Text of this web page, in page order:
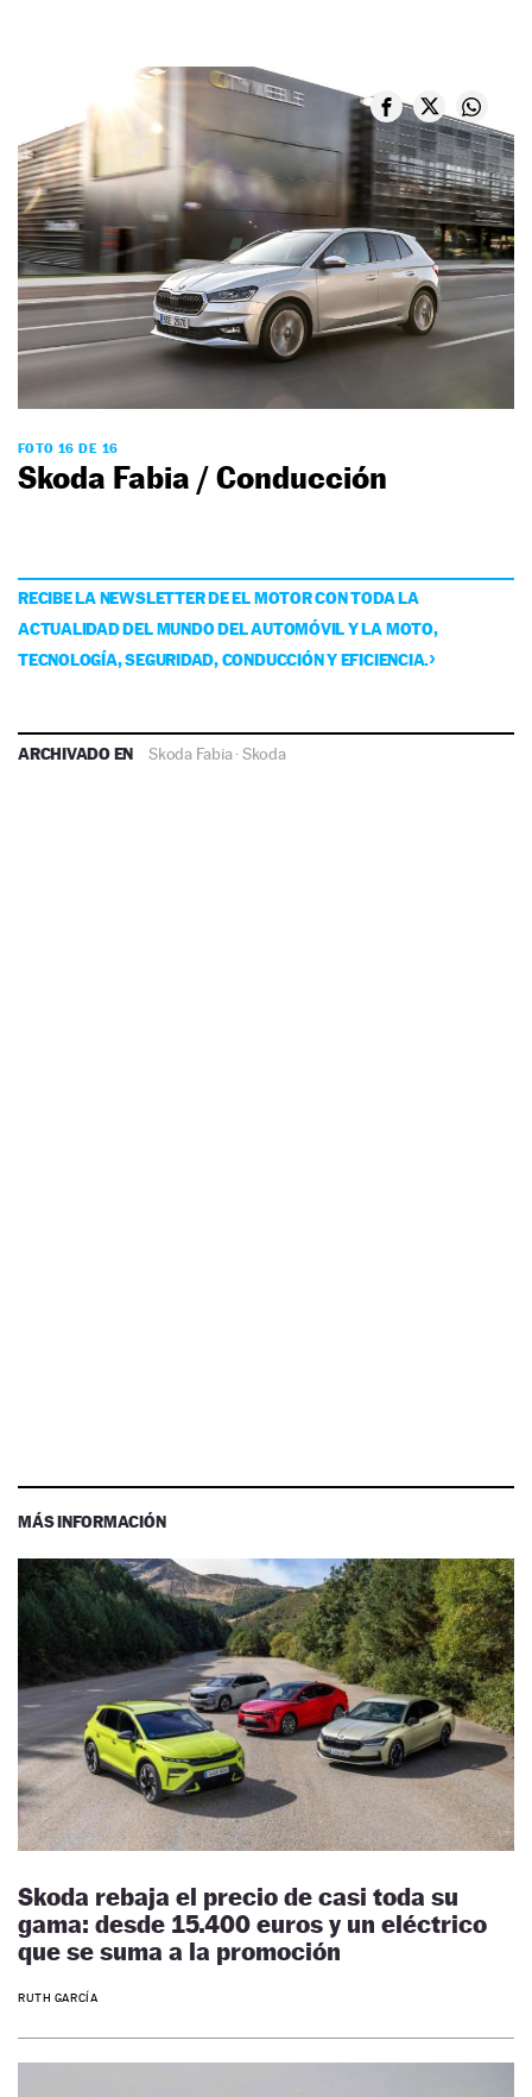
FOTO 16 DE 16
Skoda Fabia / Conducción
RECIBE LA NEWSLETTER DE EL MOTOR CON TODA LA
ACTUALIDAD DEL MUNDO DEL AUTOMÓVIL Y LA MOTO,
TECNOLOGÍA, SEGURIDAD, CONDUCCIÓN Y EFICIENCIA.
ARCHIVADO EN Skoda Fabia·Skoda
MÁS INFORMACIÓN
Skoda rebaja el precio de casi toda su
gama: desde 15.400 euros y un eléctrico
que se suma a la promoción
RUTH GARCÍA